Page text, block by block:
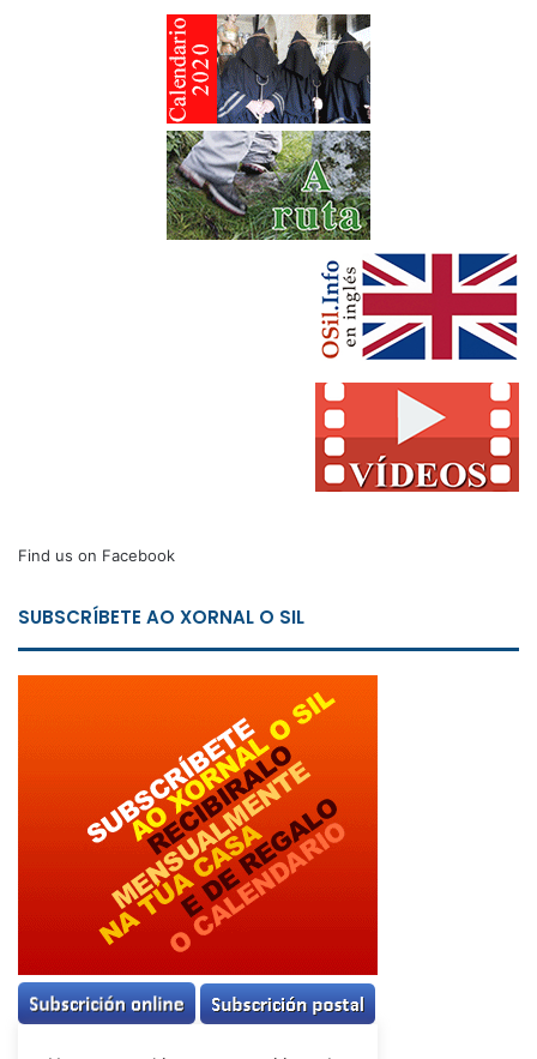
Find us on Facebook
SUBSCRÍBETE AO XORNAL O SIL